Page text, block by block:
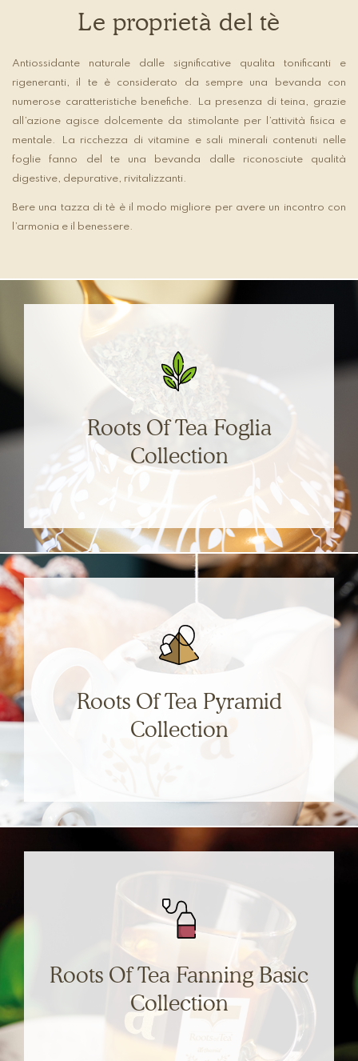
Le proprietà del tè
Antiossidante naturale dalle significative qualita tonificanti e
rigeneranti, il te è considerato da sempre una bevanda con
numerose caratteristiche benefiche. La presenza di teina, grazie
all’azione agisce dolcemente da stimolante per l’attività fisica e
mentale. La ricchezza di vitamine e sali minerali contenuti nelle
foglie fanno del te una bevanda dalle riconosciute qualità
digestive, depurative, rivitalizzanti.
Bere una tazza di tè è il modo migliore per avere un incontro con
l’armonia e il benessere.
Roots Of Tea Foglia
Collection
Essenze e fragranze di tè in foglia altamente
selezionate, provenienti dai migliori giardini del
mondo. ​
SCOPRI
Roots Of Tea Pyramid
Collection
SCOPRI
Roots Of Tea Fanning Basic
Collection